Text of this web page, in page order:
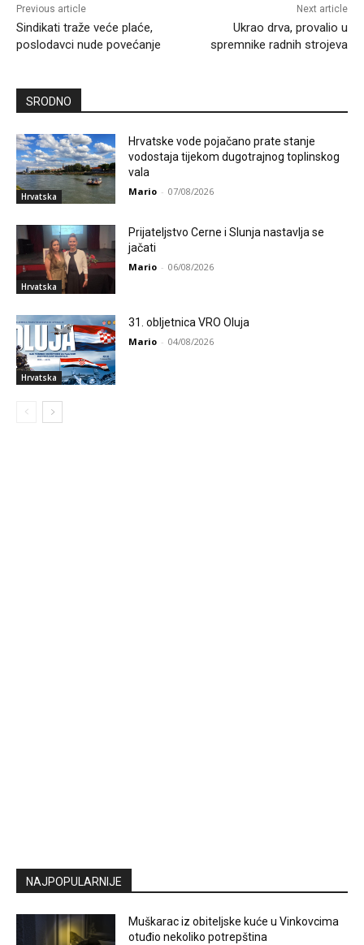
Previous article
Sindikati traže veće plaće,
poslodavci nude povećanje
Next article
Ukrao drva, provalio u
spremnike radnih strojeva
SRODNO
Hrvatska
Hrvatske vode pojačano prate stanje
vodostaja tijekom dugotrajnog toplinskog
vala
Mario - 07/08/2026
Hrvatska
Prijateljstvo Cerne i Slunja nastavlja se
jačati
Mario - 06/08/2026
Hrvatska
31. obljetnica VRO Oluja
Mario - 04/08/2026
NAJPOPULARNIJE
Muškarac iz obiteljske kuće u Vinkovcima
otuđio nekoliko potrepština